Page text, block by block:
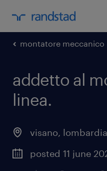
montatore meccanico
addetto al
linea.
visano, lombardia
posted 11 june